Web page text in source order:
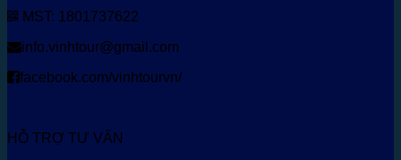
MST: 1801737622
info.vinhtour@gmail.com
facebook.com/vinhtourvn/
HỖ TRỢ TƯ VẤN